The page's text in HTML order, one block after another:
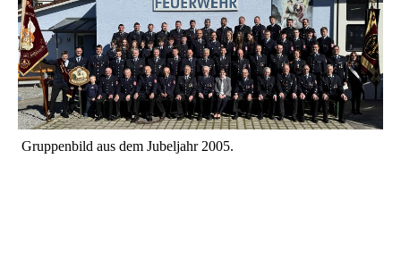
Gruppenbild aus dem Jubeljahr 2005.